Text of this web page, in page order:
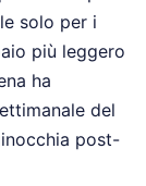
solo per i
più leggero
ha
del
post-